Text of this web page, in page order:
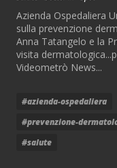
Azienda Ospedaliera
sulla prevenzione
Anna Tatangelo e la
visita
Videometrò News...
#azienda-ospedaliera
#prevenzione-
#salute